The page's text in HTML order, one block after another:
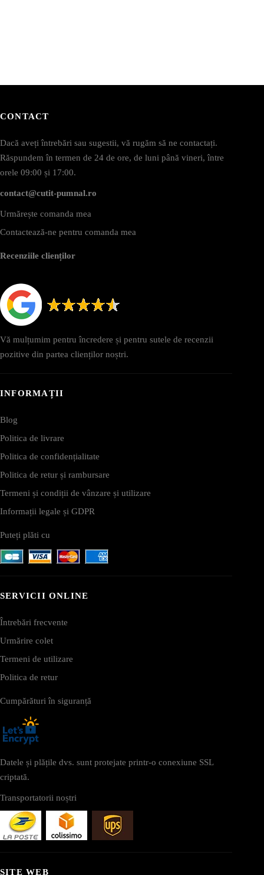
CONTACT
Dacă aveți întrebări sau sugestii, vă rugăm să ne contactați.
Răspundem în termen de 24 de ore, de luni până vineri, între
orele 09:00 și 17:00.
contact@cutit-pumnal.ro
Urmărește comanda mea
Contactează-ne pentru comanda mea
Recenziile clienților
Vă mulțumim pentru încredere și pentru sutele de recenzii
pozitive din partea clienților noștri.
INFORMAȚII
Blog
Politica de livrare
Politica de confidențialitate
Politica de retur și rambursare
Termeni și condiții de vânzare și utilizare
Informații legale și GDPR
Puteți plăti cu
SERVICII ONLINE
Întrebări frecvente
Urmărire colet
Termeni de utilizare
Politica de retur
Cumpărături în siguranță
Datele și plățile dvs. sunt protejate printr-o conexiune SSL
criptată.
Transportatorii noștri
SITE WEB